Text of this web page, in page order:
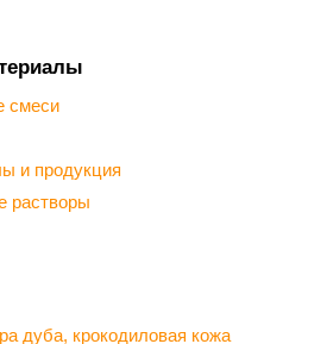
смеси
и продукция
растворы
дуба, крокодиловая кожа